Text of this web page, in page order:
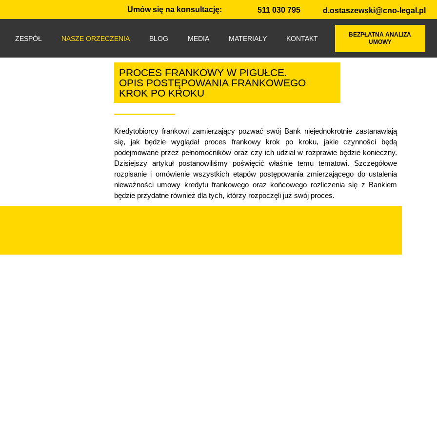
Umów się na konsultację: 511 030 795 d.ostaszewski@cno-legal.pl
ZESPÓŁ NASZE ORZECZENIA BLOG MEDIA MATERIAŁY KONTAKT
BEZPŁATNA ANALIZA
UMOWY
PROCES FRANKOWY W PIGUŁCE.
OPIS POSTĘPOWANIA FRANKOWEGO
KROK PO KROKU
Kredytobiorcy frankowi zamierzający pozwać swój Bank niejednokrotnie zastanawiają
się, jak będzie wyglądał proces frankowy krok po kroku, jakie czynności będą
podejmowane przez pełnomocników oraz czy ich udział w rozprawie będzie konieczny.
Dzisiejszy artykuł postanowiliśmy poświęcić właśnie temu tematowi. Szczegółowe
rozpisanie i omówienie wszystkich etapów postępowania zmierzającego do ustalenia
nieważności umowy kredytu frankowego oraz końcowego rozliczenia się z Bankiem
będzie przydatne również dla tych, którzy rozpoczęli już swój proces.